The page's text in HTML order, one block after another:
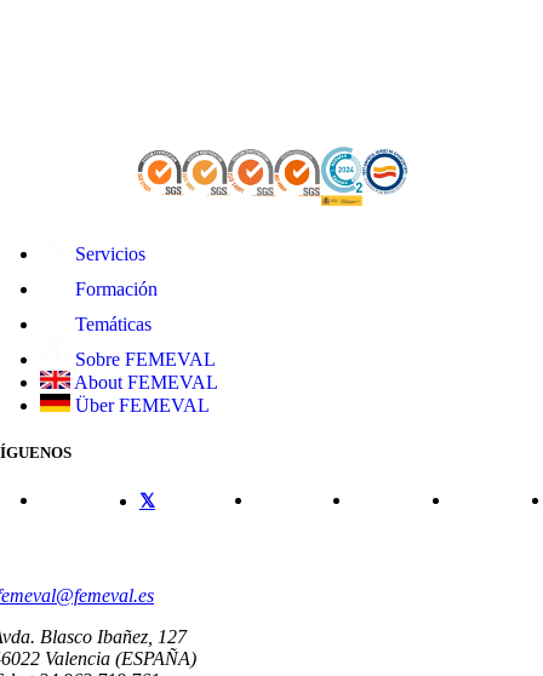
Servicios
Formación
Temáticas
Sobre FEMEVAL
About FEMEVAL
Über FEMEVAL
Blasco Ibañez, 127
Valencia (ESPAÑA)